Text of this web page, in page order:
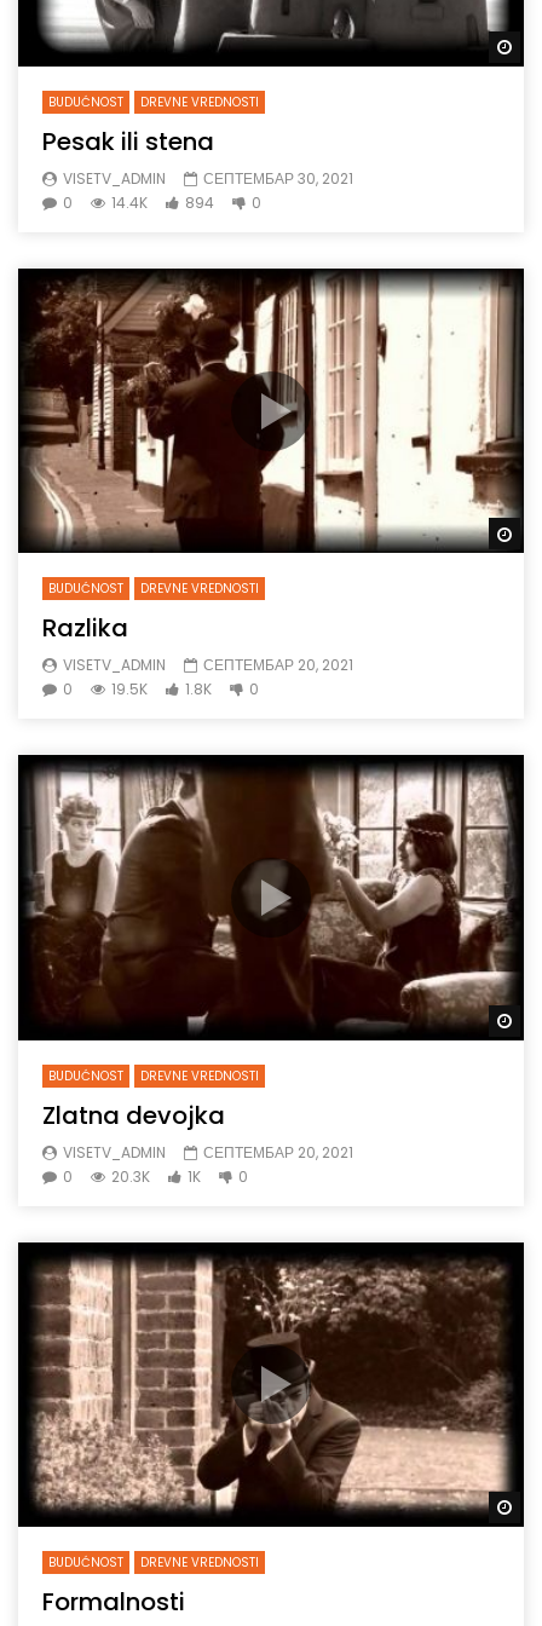
BUDUĆNOST DREVNE VREDNOSTI
Pesak ili stena
VISETV_ADMIN
СЕПТЕМБАР 30, 2021
0
14.4K 894 0
BUDUĆNOST DREVNE VREDNOSTI
Razlika
VISETV_ADMIN
СЕПТЕМБАР 20, 2021
0
19.5K 1.8K 0
BUDUĆNOST DREVNE VREDNOSTI
Zlatna devojka
VISETV_ADMIN
СЕПТЕМБАР 20, 2021
0
20.3K 1K 0
BUDUĆNOST DREVNE VREDNOSTI
Formalnosti